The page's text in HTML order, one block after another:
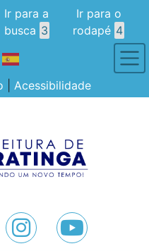
Ir para a
busca 3
Ir para o
rodapé 4
Acessibilidade